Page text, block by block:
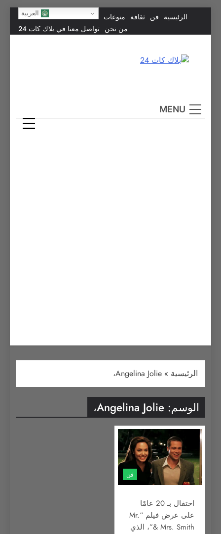
content
الرئيسية فن ثقافة منوعات العربية
من نحن تواصل معنا في بلاك كات 24
MENU
الرئيسية » Angelina Jolie،
الوسم: Angelina Jolie،
فن
احتفال بـ 20 عامًا
على عرض فيلم “Mr.
& Mrs. Smith”، الذي